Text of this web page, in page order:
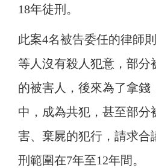
18年徒刑。
此案4名被告委任的律師
等人沒有殺人犯意，部分
的被害人，後來為了拿錢
中，成為共犯，甚至部分
害、棄屍的犯行，請求合
刑範圍在7年至12年間。